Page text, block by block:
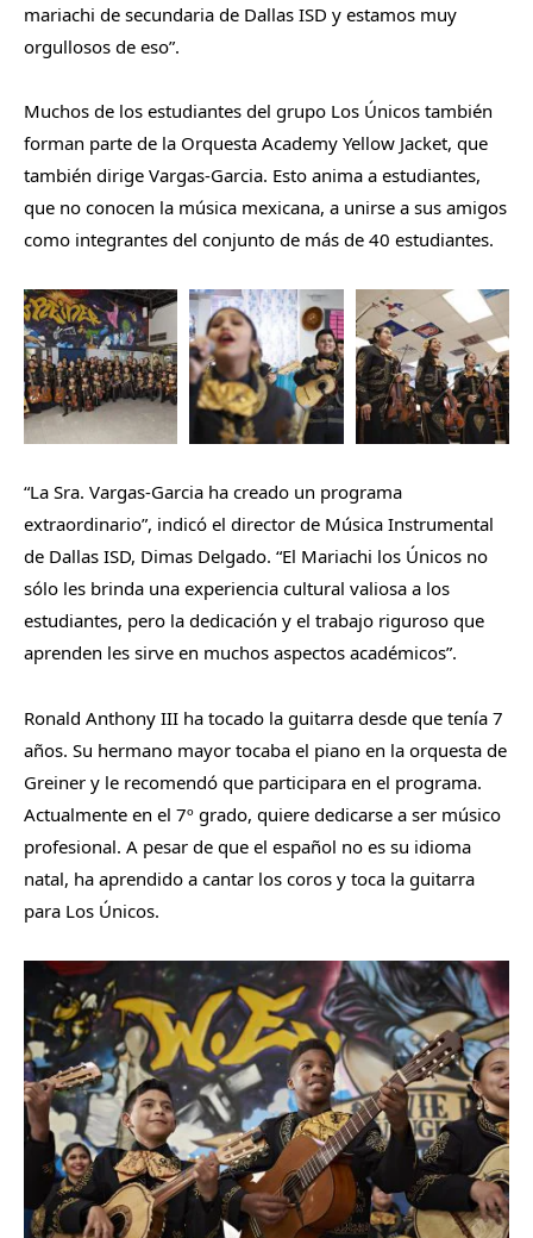
mariachi de secundaria de Dallas ISD y estamos muy
orgullosos de eso”.
Muchos de los estudiantes del grupo Los Únicos también
forman parte de la Orquesta Academy Yellow Jacket, que
también dirige Vargas-Garcia. Esto anima a estudiantes,
que no conocen la música mexicana, a unirse a sus amigos
como integrantes del conjunto de más de 40 estudiantes.
“La Sra. Vargas-Garcia ha creado un programa
extraordinario”, indicó el director de Música Instrumental
de Dallas ISD, Dimas Delgado. “El Mariachi los Únicos no
sólo les brinda una experiencia cultural valiosa a los
estudiantes, pero la dedicación y el trabajo riguroso que
aprenden les sirve en muchos aspectos académicos”.
Ronald Anthony III ha tocado la guitarra desde que tenía 7
años. Su hermano mayor tocaba el piano en la orquesta de
Greiner y le recomendó que participara en el programa.
Actualmente en el 7º grado, quiere dedicarse a ser músico
profesional. A pesar de que el español no es su idioma
natal, ha aprendido a cantar los coros y toca la guitarra
para Los Únicos.